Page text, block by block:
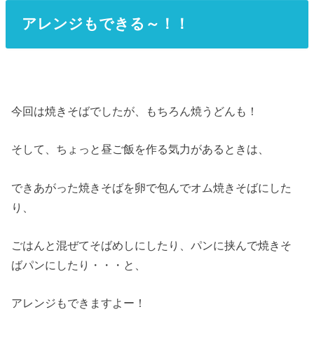
アレンジもできる～！！
今回は焼きそばでしたが、もちろん焼うどんも！
そして、ちょっと昼ご飯を作る気力があるときは、
できあがった焼きそばを卵で包んでオム焼きそばにした
り、
ごはんと混ぜてそばめしにしたり、パンに挟んで焼きそ
ばパンにしたり・・・と、
アレンジもできますよー！